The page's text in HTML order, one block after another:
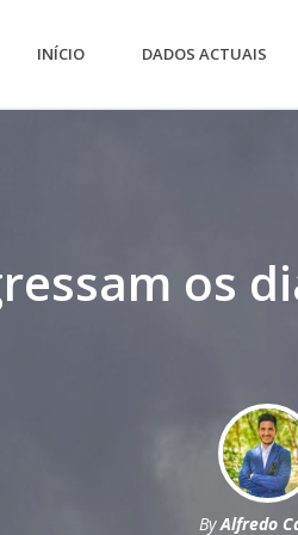
INÍCIO DADOS ACTUAIS
os
ByAlfredo